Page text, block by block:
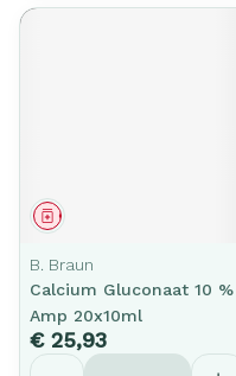
Geneesmiddel
B. Braun
Calcium Gluconaat 10 %
Amp 20x10ml
€ 25,93
Aantal